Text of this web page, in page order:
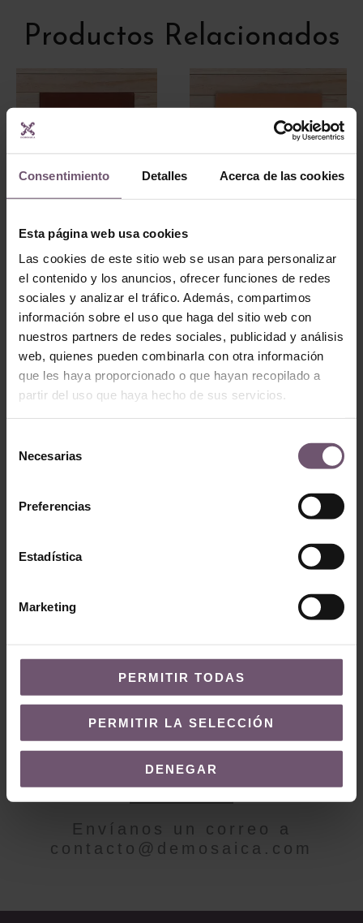
Consentimiento Detalles Acerca de las cookies
Esta página web usa cookies
Las cookies de este sitio web se usan para personalizar
el contenido y los anuncios, ofrecer funciones de redes
sociales y analizar el tráfico. Además, compartimos
información sobre el uso que haga del sitio web con
nuestros partners de redes sociales, publicidad y análisis
web, quienes pueden combinarla con otra información
que les haya proporcionado o que hayan recopilado a
partir del uso que haya hecho de sus servicios.
Necesarias
Preferencias
Estadística
Marketing
PERMITIR TODAS
PERMITIR LA SELECCIÓN
DENEGAR
Productos Relacionados
Baldosas hidráulicas
Mod. MC24
LEER MÁS
Baldosas hidráulicas en
stock
Mod. MC21
LEER MÁS
Baldosas hidráulicas en
¿QUIERES MÁS INFORMACIÓN?
Contacto
Envíanos un correo a
contacto@demosaica.com